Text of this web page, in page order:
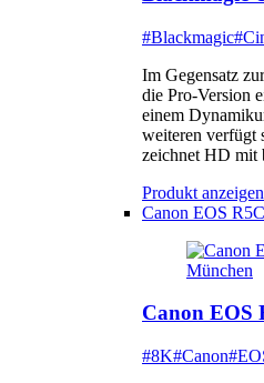
#Blackmagic
Im Gegensatz
die Pro-Version
einem
weiteren verfügt
zeichnet HD mit
Produkt anzeigen
Canon EOS R5C
Canon EOS
#8K#Canon